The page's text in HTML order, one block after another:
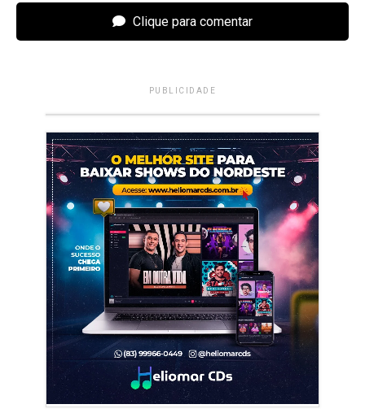
Clique para comentar
PUBLICIDADE